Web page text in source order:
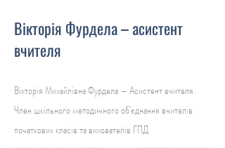
Вікторія Фурдела – асистент
вчителя
Вікторія Михайлівна Фурдела – Асистент вчителя.
Член шкільного методичного об'єднання вчителів
початкових класів та вихователів ГПД